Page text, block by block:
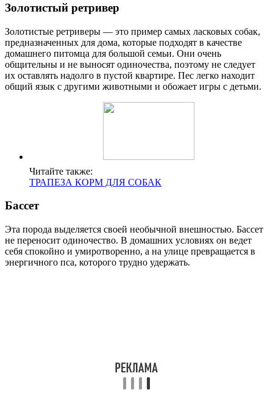
Золотистый ретривер
Золотистые ретриверы — это пример самых ласковых собак,
предназначенных для дома, которые подходят в качестве
домашнего питомца для большой семьи. Они очень
общительны и не выносят одиночества, поэтому не следует
их оставлять надолго в пустой квартире. Пес легко находит
общий язык с другими животными и обожает игры с детьми.
Читайте также:
ТРАПЕЗА КОРМ ДЛЯ СОБАК
Бассет
Эта порода выделяется своей необычной внешностью. Бассет
не переносит одиночество. В домашних условиях он ведет
себя спокойно и умиротворенно, а на улице превращается в
энергичного пса, которого трудно удержать.